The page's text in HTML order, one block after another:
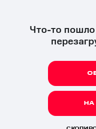
Что-то
НА